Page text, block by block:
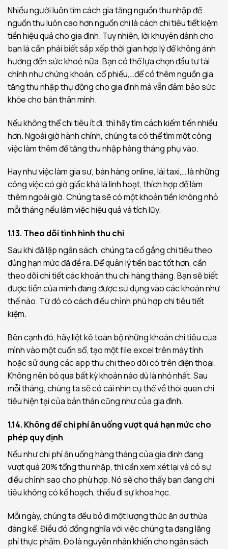
Nhiều người luôn tìm cách gia tăng nguồn thu nhập để
nguồn thu luôn cao hơn nguồn chi là cách chi tiêu tiết kiệm
tiền hiệu quả cho gia đình. Tuy nhiên, lời khuyên dành cho
bạn là cần phải biết sắp xếp thời gian hợp lý để không ảnh
hưởng đến sức khoẻ nữa. Bạn có thể lựa chọn đầu tư tài
chính như chứng khoán, cổ phiếu,…để có thêm nguồn gia
tăng thu nhập thụ động cho gia đình mà vẫn đảm bảo sức
khỏe cho bản thân mình.
Nếu không thể chi tiêu ít đi, thì hãy tìm cách kiếm tiền nhiều
hơn. Ngoài giờ hành chính, chúng ta có thể tìm một công
việc làm thêm để tăng thu nhập hàng tháng phụ vào.
Hay như việc làm gia sư, bán hàng online, lái taxi,… là những
công việc có giờ giấc khá là linh hoạt, thích hợp để làm
thêm ngoài giờ. Chúng ta sẽ có một khoản tiền không nhỏ
mỗi tháng nếu làm việc hiệu quả và tích lũy.
1.13. Theo dõi tình hình thu chi
Sau khi đã lập ngân sách, chúng ta cố gắng chi tiêu theo
đúng hạn mức đã đề ra. Để quản lý tiền bạc tốt hơn, cần
theo dõi chi tiết các khoản thu chi hàng tháng. Bạn sẽ biết
được tiền của mình đang được sử dụng vào các khoản như
thế nào. Từ đó có cách điều chỉnh phù hợp chi tiêu tiết
kiệm.
Bên cạnh đó, hãy liệt kê toàn bộ những khoản chi tiêu của
mình vào một cuốn sổ, tạo một file excel trên máy tính
hoặc sử dụng các app thu chi theo dõi có trên điện thoại.
Không nên bỏ qua bất kỳ khoản nào dù là nhỏ nhất. Sau
mỗi tháng, chúng ta sẽ có cái nhìn cụ thể về thói quen chi
tiêu hiện tại của bản thân cũng như của gia đình.
1.14. Không để chi phí ăn uống vượt quá hạn mức cho
phép quy định
Nếu như chi phí ăn uống hàng tháng của gia đình đang
vượt quá 20% tổng thu nhập, thì cần xem xét lại và có sự
điều chỉnh sao cho phù hợp. Nó sẽ cho thấy bạn đang chi
tiêu không có kế hoạch, thiếu đi sự khoa học.
Mỗi ngày, chúng ta đều bỏ đi một lượng thức ăn dư thừa
đáng kể. Điều đó đồng nghĩa với việc chúng ta đang lãng
phí thực phẩm. Đó là nguyên nhân khiến cho ngân sách